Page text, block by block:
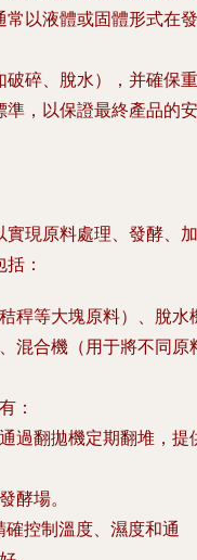
以液體或固體形式在發
碎、脫水），并確保重
，以保證最終產品的安
現原料處理、發酵、加
：
稈等大塊原料）、脫水
混合機（用于將不同原
：
過翻拋機定期翻堆，提
酵場。
確控制溫度、濕度和通